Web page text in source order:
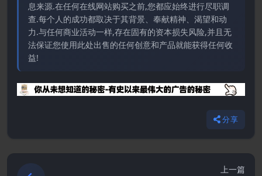
息来源.在任何在线网站购买之前,您都应始终进行尽职调
查.每个人的成功都取决于其背景、奉献精神、渴望和动
力.与任何商业活动一样,存在固有的资本损失风险,并且无
法保证您使用此处出售的任何创意和产品就能获得任何收
益!
分享
上一篇